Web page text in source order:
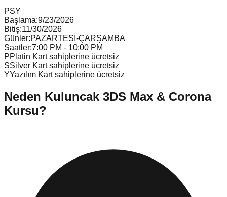
PSY
Başlama:9/23/2026
Bitiş:11/30/2026
Günler:PAZARTESİ-ÇARŞAMBA
Saatler:7:00 PM - 10:00 PM
PPlatin Kart sahiplerine ücretsiz
SSilver Kart sahiplerine ücretsiz
YYazılım Kart sahiplerine ücretsiz
Neden Kuluncak 3DS Max & Corona
Kursu?